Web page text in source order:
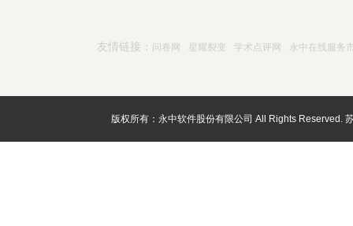
友情链接： 问卷网 星耀裂变 学术点评网 永中在线服务
版权所有：永中软件股份有限公司 All Rights Reserved.